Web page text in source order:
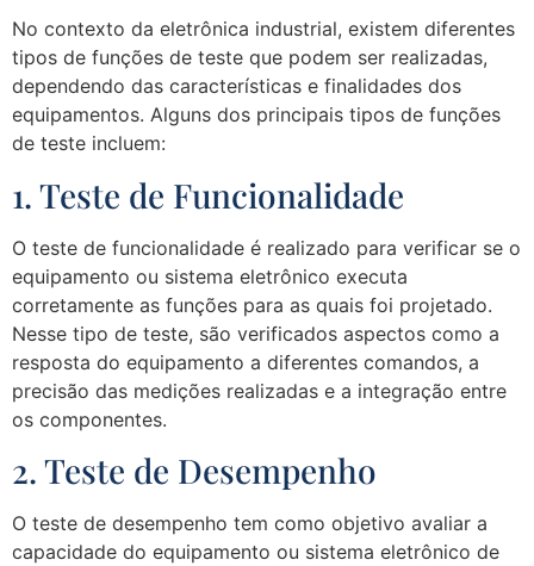
No contexto da eletrônica industrial, existem diferentes
tipos de funções de teste que podem ser realizadas,
dependendo das características e finalidades dos
equipamentos. Alguns dos principais tipos de funções
de teste incluem:
1. Teste de Funcionalidade
O teste de funcionalidade é realizado para verificar se o
equipamento ou sistema eletrônico executa
corretamente as funções para as quais foi projetado.
Nesse tipo de teste, são verificados aspectos como a
resposta do equipamento a diferentes comandos, a
precisão das medições realizadas e a integração entre
os componentes.
2. Teste de Desempenho
O teste de desempenho tem como objetivo avaliar a
capacidade do equipamento ou sistema eletrônico de